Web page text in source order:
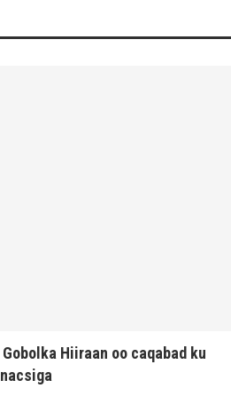
Hiiraan oo caqabad ku